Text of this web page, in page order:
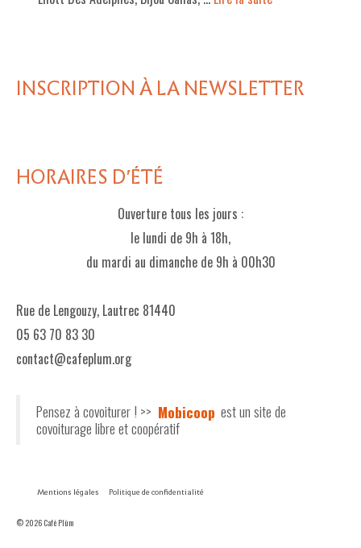
INSCRIPTION À LA NEWSLETTER
HORAIRES D'ÉTÉ
Ouverture tous les jours :
le lundi de 9h à 18h,
du mardi au dimanche de 9h à 00h30
Rue de Lengouzy, Lautrec 81440
05 63 70 83 30
contact@cafeplum.org
Pensez à covoiturer ! >> Mobicoop est un site de
covoiturage libre et coopératif
Mentions légales Politique de confidentialité
© 2026 Café Plùm